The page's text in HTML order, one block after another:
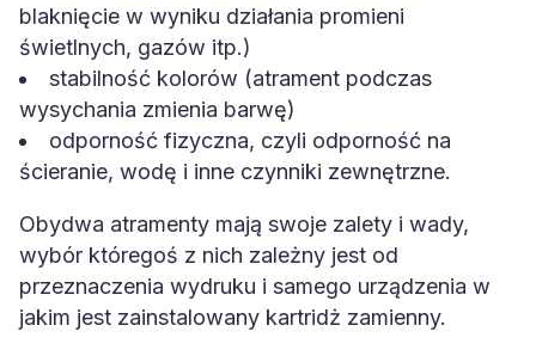
blaknięcie w wyniku działania promieni
świetlnych, gazów itp.)
stabilność kolorów (atrament podczas
wysychania zmienia barwę)
odporność fizyczna, czyli odporność na
ścieranie, wodę i inne czynniki zewnętrzne.
Obydwa atramenty mają swoje zalety i wady,
wybór któregoś z nich zależny jest od
przeznaczenia wydruku i samego urządzenia w
jakim jest zainstalowany kartridż zamienny.